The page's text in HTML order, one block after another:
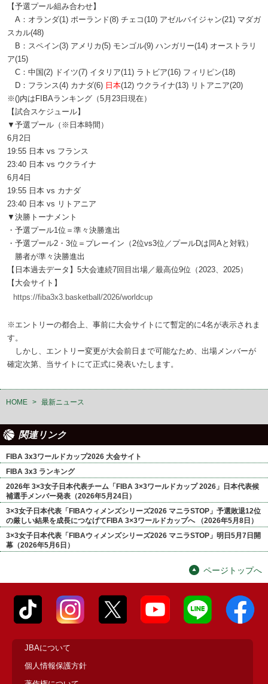
【予選プール組み合わせ】
A：オランダ(1) ポーランド(8) チェコ(10) アゼルバイジャン(21) マダガ
スカル(48)
B：スペイン(3) アメリカ(5) モンゴル(9) ハンガリー(14) オーストラリ
ア(15)
C：中国(2) ドイツ(7) イタリア(11) ラトビア(16) フィリピン(18)
D：フランス(4) カナダ(6) 日本(12) ウクライナ(13) リトアニア(20)
※()内はFIBAランキング（5月23日現在）
【試合スケジュール】
▼予選プール（※日本時間）
6月2日
19:55 日本 vs フランス
23:40 日本 vs ウクライナ
6月4日
19:55 日本 vs カナダ
23:40 日本 vs リトアニア
▼決勝トーナメント
・予選プール1位＝準々決勝進出
・予選プール2・3位＝プレーイン（2位vs3位／プールDは同Aと対戦）
勝者が準々決勝進出
【日本過去データ】5大会連続7回目出場／最高位9位（2023、2025）
【大会サイト】
https://fiba3x3.basketball/2026/worldcup
※エントリーの都合上、事前に大会サイトにて暫定的に4名が表示されま
す。
しかし、エントリー変更が大会前日まで可能なため、出場メンバーが
確定次第、当サイトにて正式に発表いたします。
HOME > 最新ニュース
関連リンク
FIBA 3x3ワールドカップ2026 大会サイト
FIBA 3x3 ランキング
2026年 3×3女子日本代表チーム「FIBA 3×3ワールドカップ 2026」日本代表候
補選手メンバー発表（2026年5月24日）
3×3女子日本代表「FIBAウィメンズシリーズ2026 マニラSTOP」予選敗退12位
の厳しい結果を成長につなげてFIBA 3×3ワールドカップへ （2026年5月8日）
3×3女子日本代表「FIBAウィメンズシリーズ2026 マニラSTOP」明日5月7日開
幕（2026年5月6日）
ページトップへ
JBAについて
個人情報保護方針